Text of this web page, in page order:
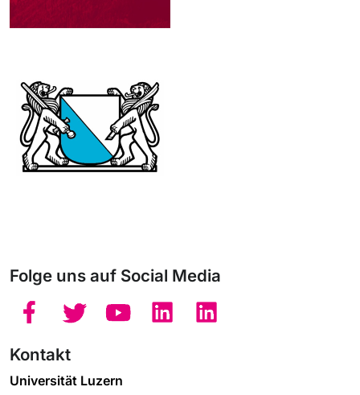
Folge uns auf Social Media
Kontakt
Universität Luzern